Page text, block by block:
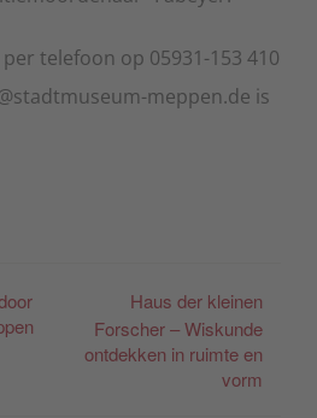
telefoon op 05931-153 410
meppen.de is
Haus der kleinen
Forscher – Wiskunde
ontdekken in ruimte en
vorm